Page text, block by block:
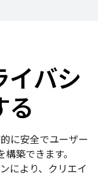
イバシ
る
に安全でユーザー
築できます。
により、クリエイ